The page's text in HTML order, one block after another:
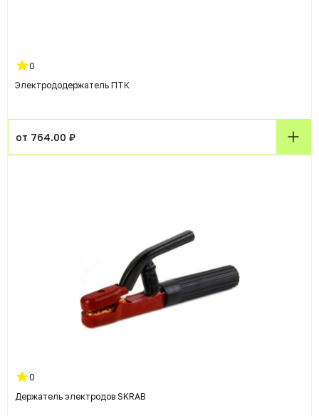
0
Электрододержатель ПТК
от 764.00 ₽
0
Держатель электродов SKRAB